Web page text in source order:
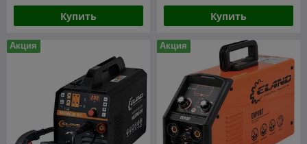
Купить Купить
Акция Акция